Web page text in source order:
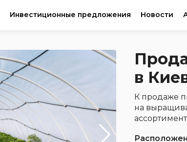
Инвестиционные предложения Новости
в
К продаже
на